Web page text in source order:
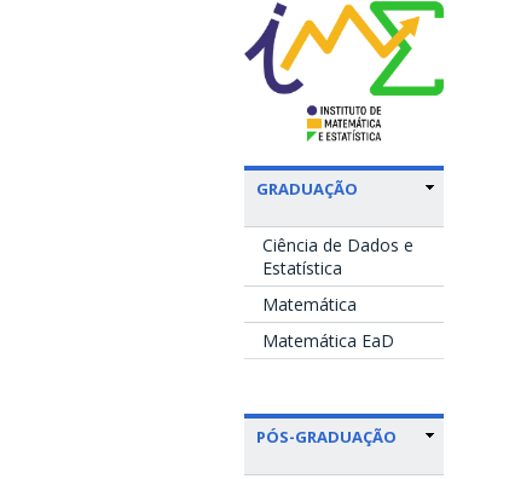
GRADUAÇÃO
Ciência de Dados e
Estatística
Matemática
Matemática EaD
PÓS-GRADUAÇÃO